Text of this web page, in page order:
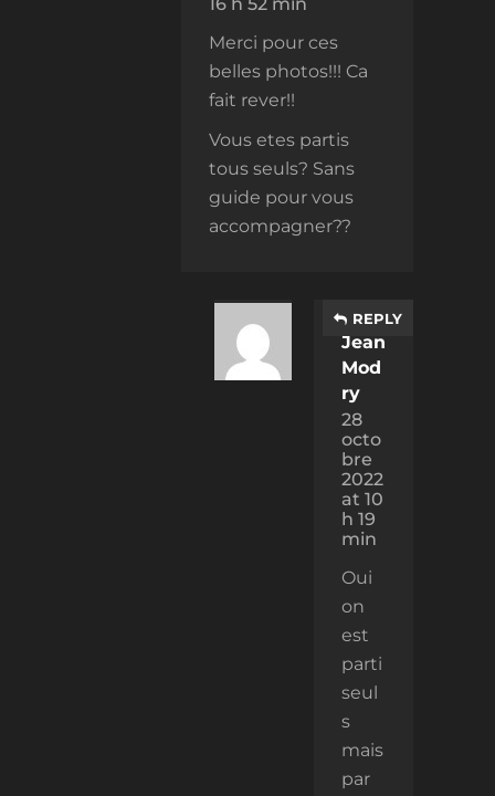
16 h 52 min
Merci pour ces
belles photos!!! Ca
fait rever!!
Vous etes partis
tous seuls? Sans
guide pour vous
accompagner??
Jean
Mod
ry
28
octo
bre
2022
at 10
h 19
min
REPLY
Oui
on
est
parti
seul
s
mais
par